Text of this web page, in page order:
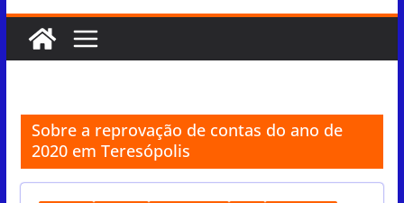
Sobre a reprovação de contas do ano de
2020 em Teresópolis